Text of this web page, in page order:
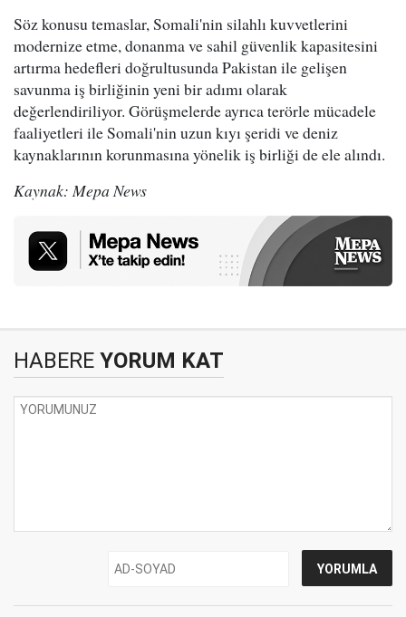
Söz konusu temaslar, Somali'nin silahlı kuvvetlerini
modernize etme, donanma ve sahil güvenlik kapasitesini
artırma hedefleri doğrultusunda Pakistan ile gelişen
savunma iş birliğinin yeni bir adımı olarak
değerlendiriliyor. Görüşmelerde ayrıca terörle mücadele
faaliyetleri ile Somali'nin uzun kıyı şeridi ve deniz
kaynaklarının korunmasına yönelik iş birliği de ele alındı.
Kaynak: Mepa News
HABERE YORUM KAT